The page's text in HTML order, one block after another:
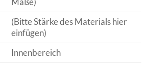
(Bitte Stärke des Materials hier
einfügen)
Innenbereich